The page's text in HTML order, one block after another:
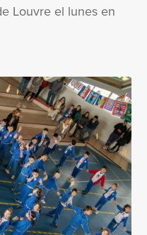
Louvre el lunes en